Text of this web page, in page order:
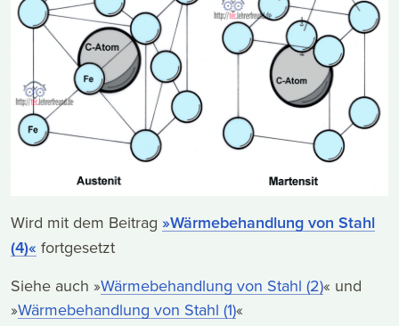
Wird mit dem Beitrag »Wärmebehandlung von Stahl
(4)« fortgesetzt
Siehe auch »Wärmebehandlung von Stahl (2)« und
»Wärmebehandlung von Stahl (1)«